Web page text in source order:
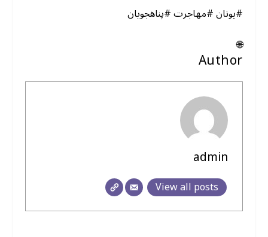
#یونان #مهاجرت #پناهجویان
🌐
Author
admin
View all posts